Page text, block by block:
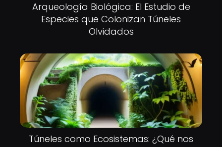
Arqueología Biológica: El Estudio de
Especies que Colonizan Túneles
Olvidados
Túneles como Ecosistemas: ¿Qué nos